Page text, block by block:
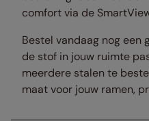
comfort via de
Bestel vandaag nog een
de stof in jouw ruimte
meerdere stalen te
maat voor jouw ramen,